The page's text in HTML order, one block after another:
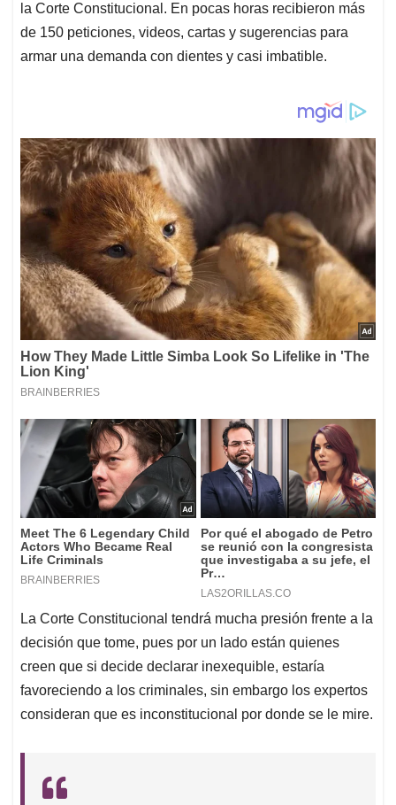
la Corte Constitucional. En pocas horas recibieron más
de 150 peticiones, videos, cartas y sugerencias para
armar una demanda con dientes y casi imbatible.
La Corte Constitucional tendrá mucha presión frente a la
decisión que tome, pues por un lado están quienes
creen que si decide declarar inexequible, estaría
favoreciendo a los criminales, sin embargo los expertos
consideran que es inconstitucional por donde se le mire.